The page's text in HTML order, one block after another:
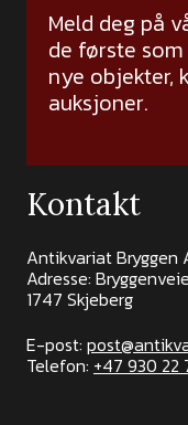
Meld deg på
de første
nye objekter,
auksjoner.
Kontakt
Antikvariat Bryggen
Adresse:
1747 Skjeberg
E-post:
Telefon: +47 930 22